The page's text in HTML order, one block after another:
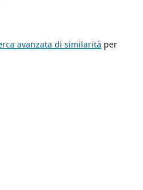
avanzata di similarità per